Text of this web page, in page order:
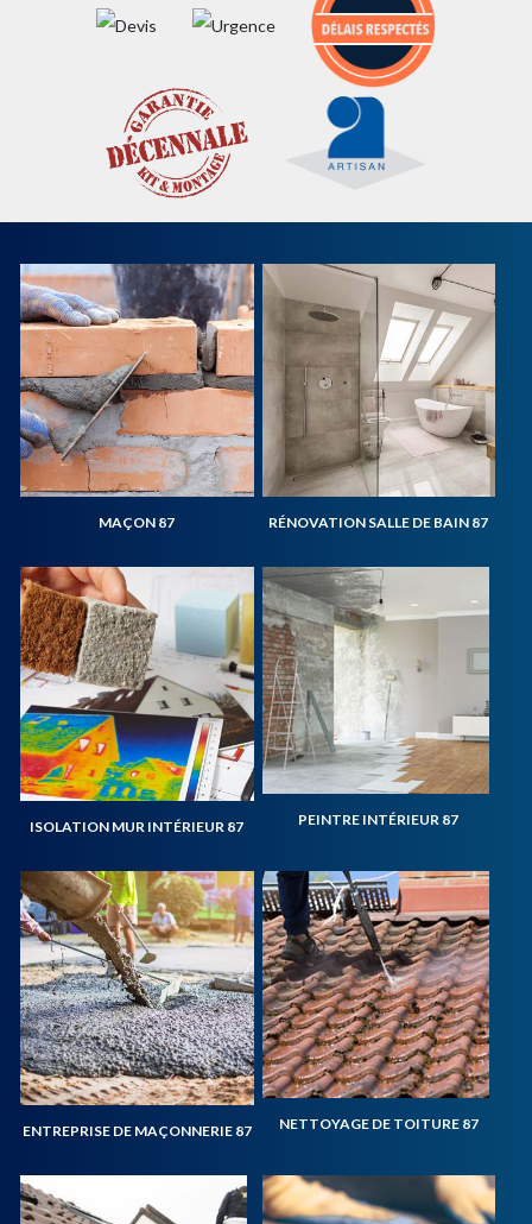
MAÇON 87 RÉNOVATION SALLE DE BAIN 87
ISOLATION MUR INTÉRIEUR 87 PEINTRE INTÉRIEUR 87
ENTREPRISE DE MAÇONNERIE 87 NETTOYAGE DE TOITURE 87